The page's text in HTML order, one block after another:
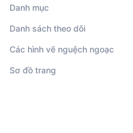
Danh mục
Danh sách theo dõi
Các hình vẽ nguệch ngoạc
Sơ đồ trang